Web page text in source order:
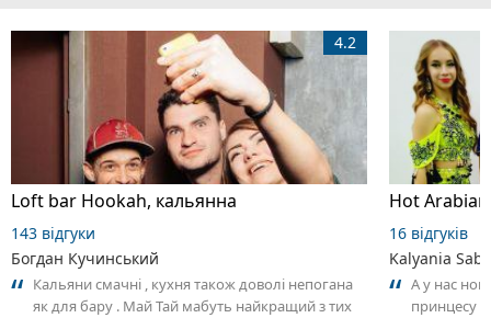
Loft bar Hookah, кальянна
4.2
143 відгуки
Богдан Кучинський
Кальяни смачні , кухня також доволі непогана
як для бару . Май Тай мабуть найкращий з тих
16 відгуків
Kalyania
А у нас
принцесу